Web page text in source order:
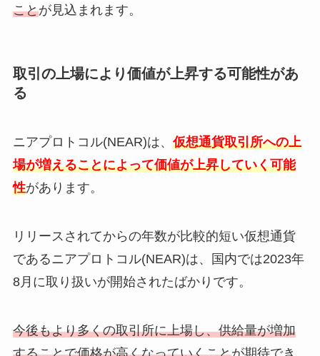
ことが見込まれます。
取引の上場により価値が上昇する可能性があ
る
ニアプロトコル(NEAR)は、仮想通貨取引所への上
場が増えることによって価値が上昇していく可能
性があります。
リリースされてからの年数が比較的短い仮想通貨
であるニアプロトコル(NEAR)は、国内では2023年
8月に取り扱いが開始されたばかりです。
今後もより多くの取引所に上場し、供給量が増加
することで価格が高くなっていくことが期待でき